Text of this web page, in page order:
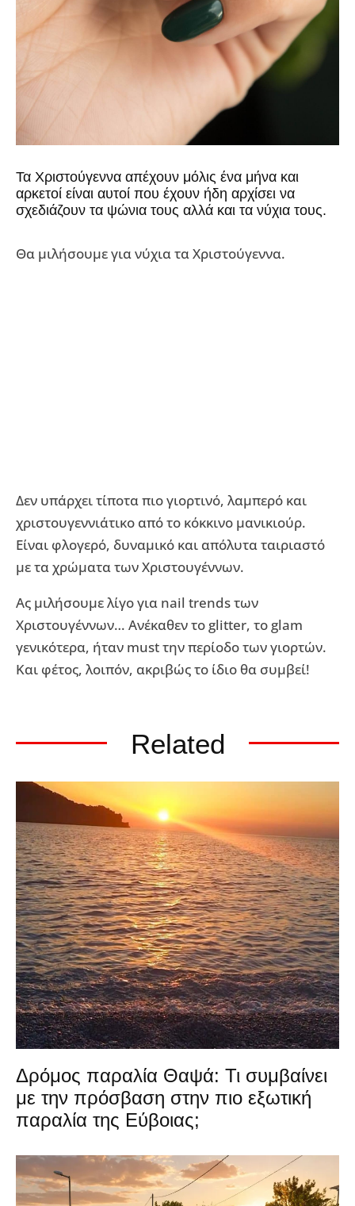
Τα Χριστούγεννα απέχουν μόλις ένα μήνα και
αρκετοί είναι αυτοί που έχουν ήδη αρχίσει να
σχεδιάζουν τα ψώνια τους αλλά και τα νύχια τους.
Θα μιλήσουμε για νύχια τα Χριστούγεννα.
Δεν υπάρχει τίποτα πιο γιορτινό, λαμπερό και
χριστουγεννιάτικο από το κόκκινο μανικιούρ.
Είναι φλογερό, δυναμικό και απόλυτα ταιριαστό
με τα χρώματα των Χριστουγέννων.
Ας μιλήσουμε λίγο για nail trends των
Χριστουγέννων… Ανέκαθεν το glitter, το glam
γενικότερα, ήταν must την περίοδο των γιορτών.
Και φέτος, λοιπόν, ακριβώς το ίδιο θα συμβεί!
Related
Δρόμος παραλία Θαψά: Τι συμβαίνει
με την πρόσβαση στην πιο εξωτική
παραλία της Εύβοιας;